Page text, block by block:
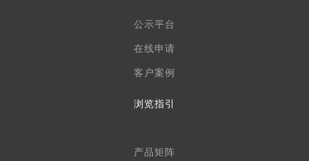
公示平台
在线申请
客户案例
浏览指引
产品矩阵